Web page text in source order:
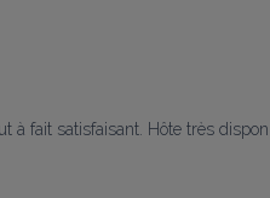
à fait satisfaisant. Hôte très